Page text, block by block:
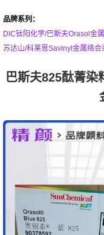
品牌系列：
DIC钛阳化学/巴斯夫Orasol金
苏达山/科莱恩Savinyl金属络合
巴斯夫825酞菁